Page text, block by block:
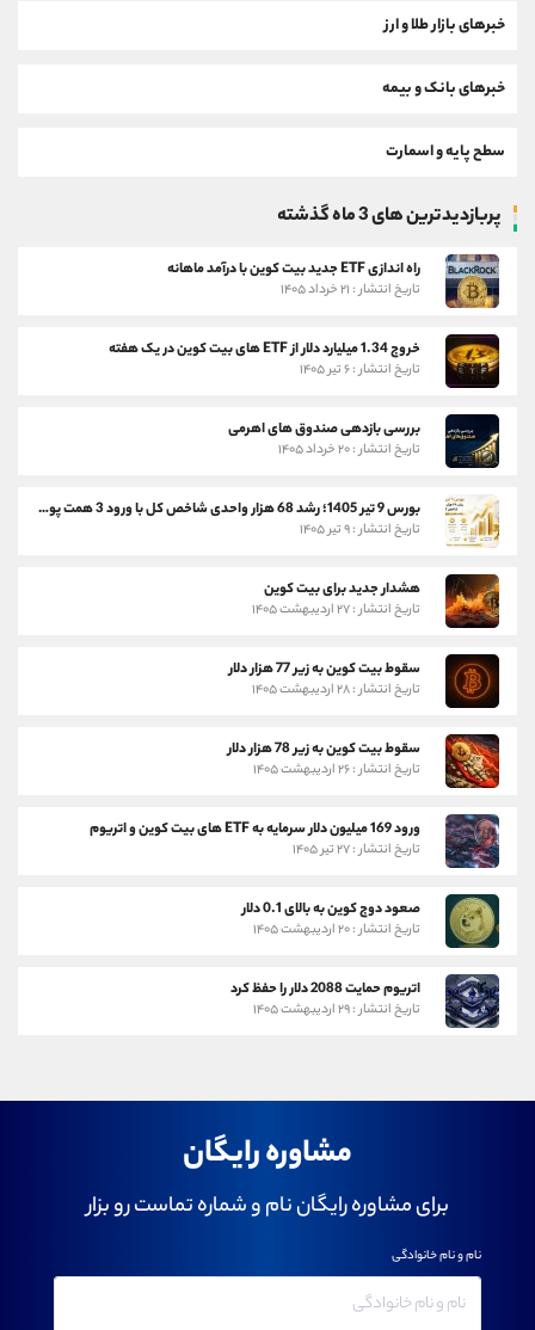
خبرهای بازار طلا و ارز
خبرهای بانک و بیمه
سطح پایه و اسمارت
پربازدیدترین های 3 ماه گذشته
راه اندازی ETF جدید بیت کوین با درآمد ماهانه
تاریخ انتشار : ۲۱ خرداد ۱۴۰۵
خروج 1.34 میلیارد دلار از ETF های بیت کوین در یک هفته
تاریخ انتشار : ۶ تیر ۱۴۰۵
بررسی بازدهی صندوق های اهرمی
تاریخ انتشار : ۲۰ خرداد ۱۴۰۵
بورس 9 تیر 1405؛ رشد 68 هزار واحدی شاخص کل با ورود 3 همت پول حقیقی
تاریخ انتشار : ۹ تیر ۱۴۰۵
هشدار جدید برای بیت کوین
تاریخ انتشار : ۲۷ اردیبهشت ۱۴۰۵
سقوط بیت کوین به زیر 77 هزار دلار
تاریخ انتشار : ۲۸ اردیبهشت ۱۴۰۵
سقوط بیت کوین به زیر 78 هزار دلار
تاریخ انتشار : ۲۶ اردیبهشت ۱۴۰۵
ورود 169 میلیون دلار سرمایه به ETF های بیت کوین و اتریوم
تاریخ انتشار : ۲۷ تیر ۱۴۰۵
صعود دوج کوین به بالای 0.1 دلار
تاریخ انتشار : ۲۰ اردیبهشت ۱۴۰۵
اتریوم حمایت 2088 دلار را حفظ کرد
تاریخ انتشار : ۲۹ اردیبهشت ۱۴۰۵
مشاوره رایگان
برای مشاوره رایگان نام و شماره تماست رو بزار
نام و نام خانوادگی